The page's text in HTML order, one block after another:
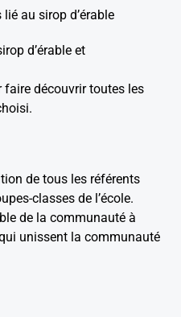
au sirop d’érable
d’érable et
faire découvrir toutes les
de tous les référents
classes de l’école.
de la communauté à
unissent la communauté